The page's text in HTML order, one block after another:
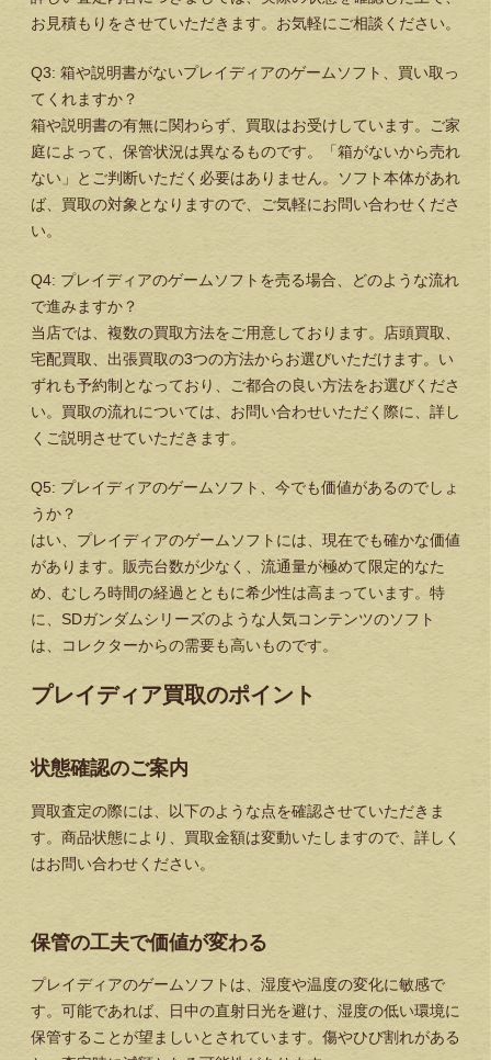
お見積もりをさせていただきます。お気軽にご相談ください。
Q3: 箱や説明書がないプレイディアのゲームソフト、買い取っ
てくれますか？
箱や説明書の有無に関わらず、買取はお受けしています。ご家
庭によって、保管状況は異なるものです。「箱がないから売れ
ない」とご判断いただく必要はありません。ソフト本体があれ
ば、買取の対象となりますので、ご気軽にお問い合わせくださ
い。
Q4: プレイディアのゲームソフトを売る場合、どのような流れ
で進みますか？
当店では、複数の買取方法をご用意しております。店頭買取、
宅配買取、出張買取の3つの方法からお選びいただけます。い
ずれも予約制となっており、ご都合の良い方法をお選びくださ
い。買取の流れについては、お問い合わせいただく際に、詳し
くご説明させていただきます。
Q5: プレイディアのゲームソフト、今でも価値があるのでしょ
うか？
はい、プレイディアのゲームソフトには、現在でも確かな価値
があります。販売台数が少なく、流通量が極めて限定的なた
め、むしろ時間の経過とともに希少性は高まっています。特
に、SDガンダムシリーズのような人気コンテンツのソフト
は、コレクターからの需要も高いものです。
プレイディア買取のポイント
状態確認のご案内
買取査定の際には、以下のような点を確認させていただきま
す。商品状態により、買取金額は変動いたしますので、詳しく
はお問い合わせください。
保管の工夫で価値が変わる
プレイディアのゲームソフトは、湿度や温度の変化に敏感で
す。可能であれば、日中の直射日光を避け、湿度の低い環境に
保管することが望ましいとされています。傷やひび割れがある